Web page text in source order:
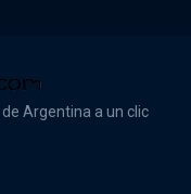
Argentina a un clic